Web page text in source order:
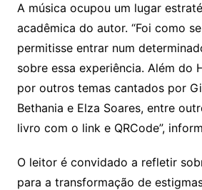
A música ocupou um lugar
acadêmica do autor. “Foi como
permitisse entrar num
sobre essa experiência. Além do
por outros temas cantados por
Bethania e Elza Soares, entre
livro com o link e QRCode”,
O leitor é convidado a refletir
para a transformação de